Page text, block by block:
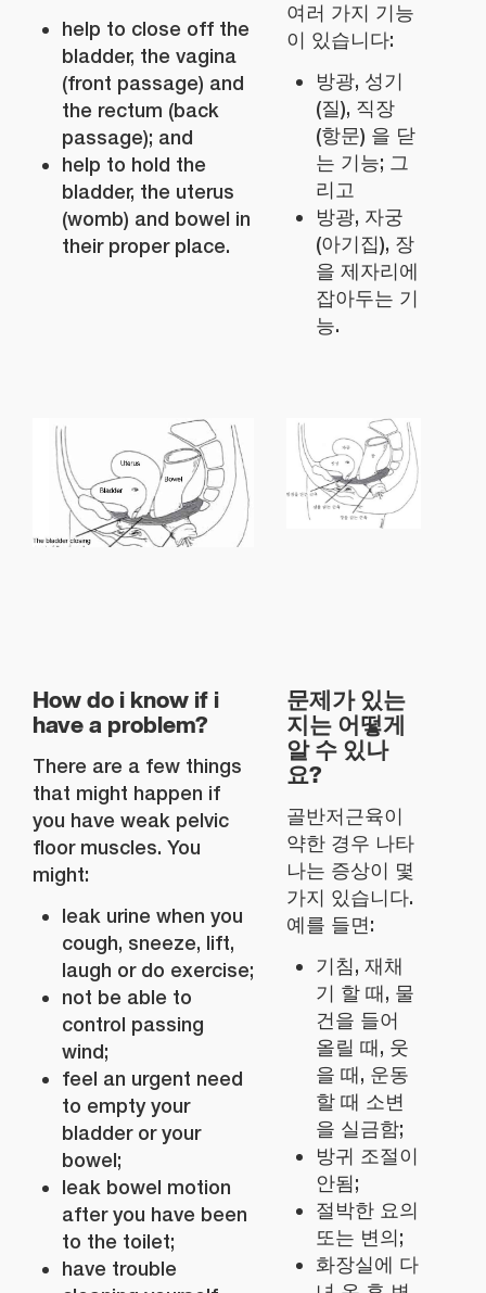
help to close off the
bladder, the vagina
(front passage) and
the rectum (back
passage); and
help to hold the
bladder, the uterus
(womb) and bowel in
their proper place.
여러 가지 기능
이 있습니다:
방광, 성기
(질), 직장
(항문) 을 닫
는 기능; 그
리고
방광, 자궁
(아기집), 장
을 제자리에
잡아두는 기
능.
How do i know if i
have a problem?
There are a few things
that might happen if
you have weak pelvic
floor muscles. You
might:
leak urine when you
cough, sneeze, lift,
laugh or do exercise;
not be able to
control passing
wind;
feel an urgent need
to empty your
bladder or your
bowel;
leak bowel motion
after you have been
to the toilet;
have trouble
문제가 있는
지는 어떻게
알 수 있나
요?
골반저근육이
약한 경우 나타
나는 증상이 몇
가지 있습니다.
예를 들면:
기침, 재채
기 할 때, 물
건을 들어
올릴 때, 웃
을 때, 운동
할 때 소변
을 실금함;
방귀 조절이
안됨;
절박한 요의
또는 변의;
화장실에 다